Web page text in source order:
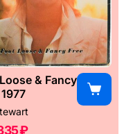
& Fancy
₽